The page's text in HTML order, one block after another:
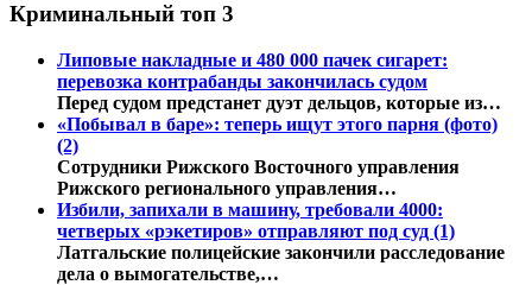
Криминальный топ 3
Липовые накладные и 480 000 пачек сигарет:
перевозка контрабанды закончилась судом
Перед судом предстанет дуэт дельцов, которые из…
«Побывал в баре»: теперь ищут этого парня (фото)
(2)
Сотрудники Рижского Восточного управления
Рижского регионального управления…
Избили, запихали в машину, требовали 4000:
четверых «рэкетиров» отправляют под суд (1)
Латгальские полицейские закончили расследование
дела о вымогательстве,…